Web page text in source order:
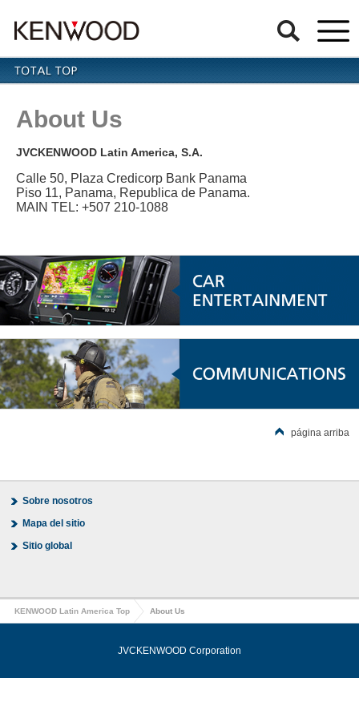
About Us
JVCKENWOOD Latin America, S.A.
Calle 50, Plaza Credicorp Bank Panama
Piso 11, Panama, Republica de Panama.
MAIN TEL: +507 210-1088
página arriba
Sobre nosotros
Mapa del sitio
Sitio global
KENWOOD Latin America Top About Us
JVCKENWOOD Corporation